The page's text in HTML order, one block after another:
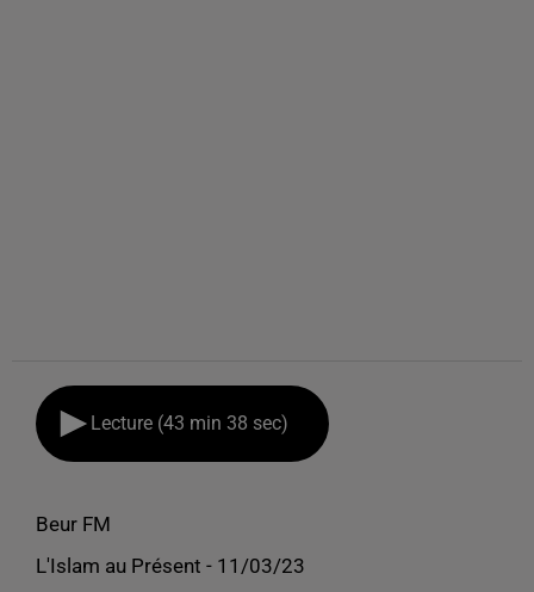
Lecture (43 min 38 sec)
Beur FM
L'Islam au Présent - 11/03/23